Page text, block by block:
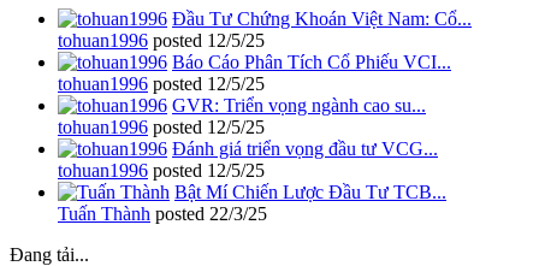
Đầu Tư Chứng Khoán Việt Nam: Cổ...
tohuan1996 posted 12/5/25
Báo Cáo Phân Tích Cổ Phiếu VCI...
tohuan1996 posted 12/5/25
GVR: Triển vọng ngành cao su...
tohuan1996 posted 12/5/25
Đánh giá triển vọng đầu tư VCG...
tohuan1996 posted 12/5/25
Bật Mí Chiến Lược Đầu Tư TCB...
Tuấn Thành posted 22/3/25
Đang tải...